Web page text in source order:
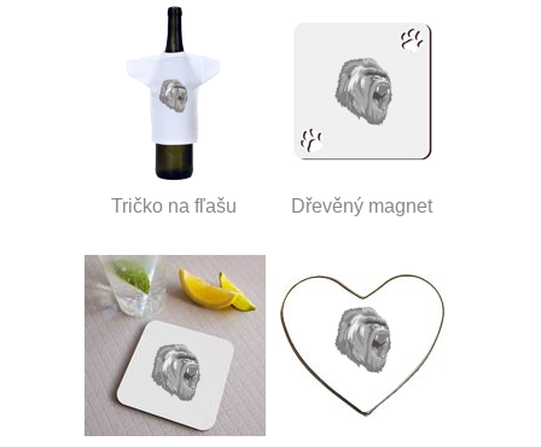
Tričko na fľašu Dřevěný magnet